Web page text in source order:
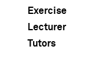
Exercise
Lecturer
Tutors